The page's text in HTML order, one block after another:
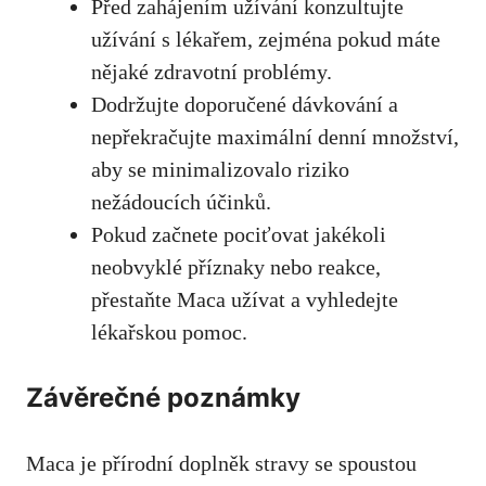
Před zahájením užívání konzultujte
užívání s lékařem, zejména pokud máte
nějaké zdravotní problémy.
Dodržujte doporučené dávkování a
nepřekračujte maximální denní množství,
aby se minimalizovalo riziko
nežádoucích účinků.
Pokud začnete pociťovat jakékoli
neobvyklé příznaky nebo reakce,
přestaňte Maca užívat a vyhledejte
lékařskou pomoc.
Závěrečné poznámky
Maca je přírodní doplněk stravy se spoustou